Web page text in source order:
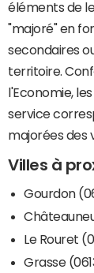
éléments de
"majoré" en
secondaires
territoire.
l'Economie,
service
majorées des
Villes à
Gourdon
Le Rouret
Grasse